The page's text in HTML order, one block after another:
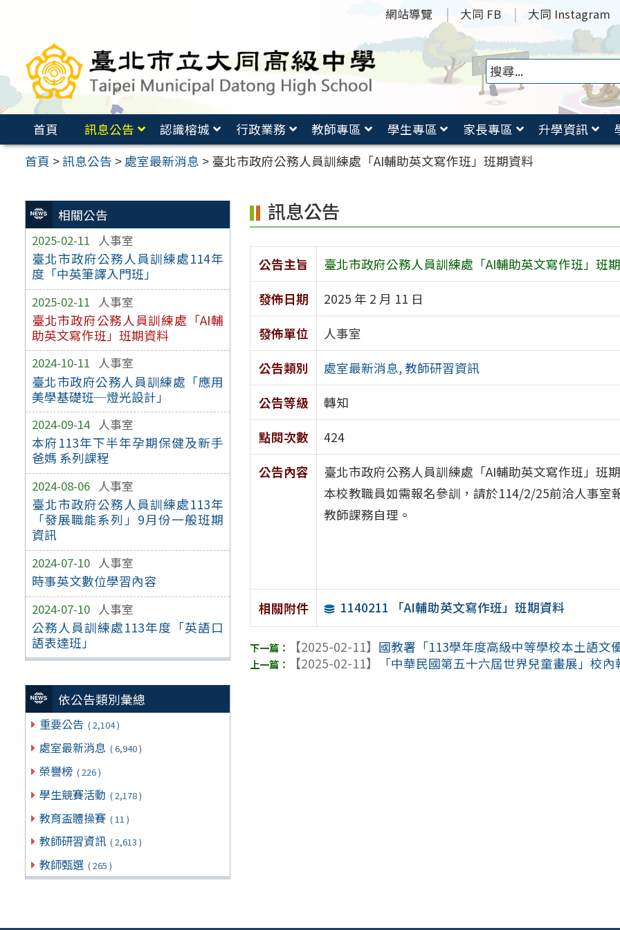
要
容
網站導覽 大同 FB 大同 Instagram
首頁 訊息公告 認識榕城 行政業務 教師專區 學生專區 家長專區 升學資訊
首頁 >訊息公告 > 處室最新消息 > 臺北市政府公務人員訓練處「AI輔助英文寫作班」班期資料
相關公告
2025-02-11 人事室
臺北市政府公務人員訓練處114年
度「中英筆譯入門班」
2025-02-11 人事室
臺北市政府公務人員訓練處「AI輔
助英文寫作班」班期資料
2024-10-11 人事室
臺北市政府公務人員訓練處「應用
美學基礎班─燈光設計」
2024-09-14 人事室
本府113年下半年孕期保健及新手
爸媽 系列課程
2024-08-06 人事室
臺北市政府公務人員訓練處113年
「發展職能系列」9月份一般班期
資訊
2024-07-10 人事室
時事英文數位學習內容
2024-07-10 人事室
公務人員訓練處113年度「英語口
語表達班」
依公告類別彙總
重要公告 ( 2,104 )
處室最新消息 ( 6,940 )
榮譽榜 ( 226 )
學生競賽活動 ( 2,178 )
教育盃體操賽 ( 11 )
教師研習資訊 ( 2,613 )
教師甄選 ( 265 )
訊息公告
公告主旨
臺北市政府公務人員訓練處「AI輔助英文寫作班」班
發佈日期
2025 年 2 月 11 日
發佈單位
人事室
公告類別
處室最新消息, 教師研習資訊
公告等級
轉知
點閱次數
424
公告內容
臺北市政府公務人員訓練處「AI輔助英文寫作班」班
本校教職員如需報名參訓，請於114/2/25前洽人事室
教師課務自理。
相關附件 1140211 「AI輔助英文寫作班」班期資料
【2025-02-11】 國教署「113學年度高級中等學校本土語文
【2025-02-11】
「中華民國第五十六屆世界兒童畫展」校內